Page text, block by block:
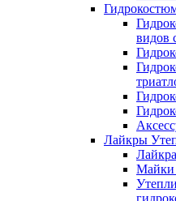
видов
Лайкры
Лайкра